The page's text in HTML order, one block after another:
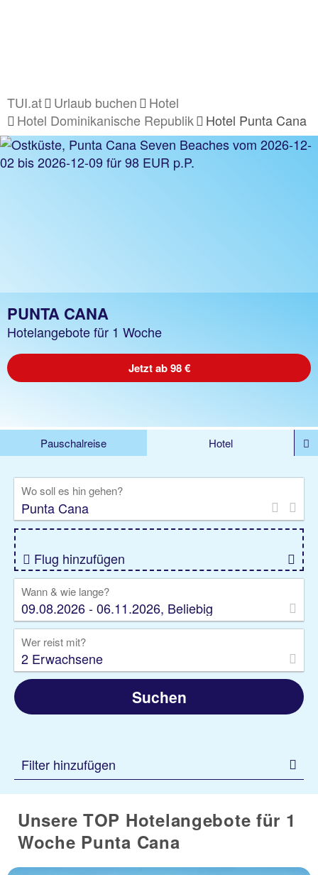
TUI.at Urlaub buchen
Hotel
Hotel Dominikanische Republik
Hotel Punta Cana
PUNTA CANA
Hotelangebote für 1 Woche
Jetzt ab 98 €
Pauschalreise
Hotel
Rundreise
Kreuzfahrt
Gruppenreise
Camper Privattransfer
Wo soll es hin gehen?
Flug hinzufügen
Wann & wie lange?
09.08.2026 - 06.11.2026, Beliebig
Wer reist mit?
2 Erwachsene
Suchen
Filter hinzufügen
Unsere TOP Hotelangebote für 1
Woche Punta Cana